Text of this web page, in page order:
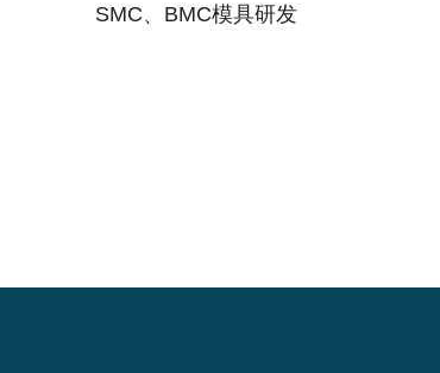
SMC、BMC模具研发